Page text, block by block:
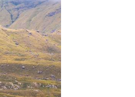
les grands